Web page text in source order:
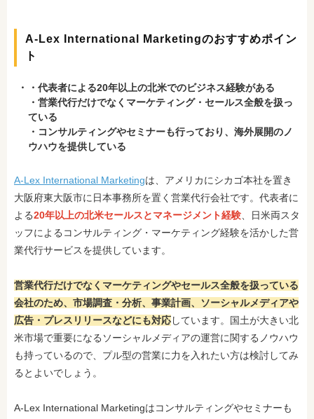
A-Lex International Marketingのおすすめポイン
ト
・代表者による20年以上の北米でのビジネス経験がある
・営業代行だけでなくマーケティング・セールス全般を扱っ
ている
・コンサルティングやセミナーも行っており、海外展開のノ
ウハウを提供している
A-Lex International Marketingは、アメリカにシカゴ本社を置き
大阪府東大阪市に日本事務所を置く営業代行会社です。代表者に
よる20年以上の北米セールスとマネージメント経験 、日米両スタ
ッフによるコンサルティング・マーケティング経験を活かした営
業代行サービスを提供しています。
営業代行だけでなくマーケティングやセールス全般を扱っている
会社のため、市場調査・分析、事業計画、ソーシャルメディアや
広告・プレスリリースなどにも対応しています。国土が大きい北
米市場で重要になるソーシャルメディアの運営に関するノウハウ
も持っているので、プル型の営業に力を入れたい方は検討してみ
るとよいでしょう。
A-Lex International Marketingはコンサルティングやセミナーも